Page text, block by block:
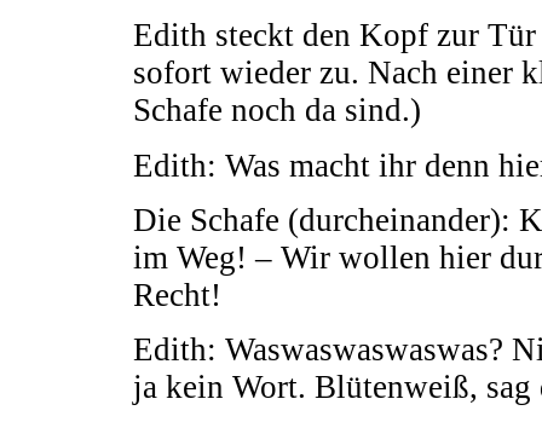
Edith steckt den Kopf zur
sofort wieder zu. Nach einer
Schafe noch da sind.)
Edith: Was macht ihr denn
Die Schafe (durcheinander):
im Weg! – Wir wollen hier
Recht!
Edith: Waswaswaswaswas?
ja kein Wort. Blütenweiß,